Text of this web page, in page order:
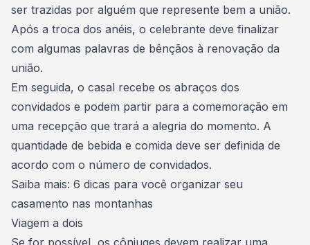
ser trazidas por alguém que represente bem a união.
Após a troca dos anéis, o celebrante deve finalizar
com algumas palavras de bênçãos à renovação da
união.
Em seguida, o casal recebe os abraços dos
convidados e podem partir para a comemoração em
uma recepção que trará a alegria do momento. A
quantidade de bebida e comida deve ser definida de
acordo com o número de convidados.
Saiba mais: 6 dicas para você organizar seu
casamento nas montanhas
Viagem a dois
Se for possível, os cônjuges devem realizar uma